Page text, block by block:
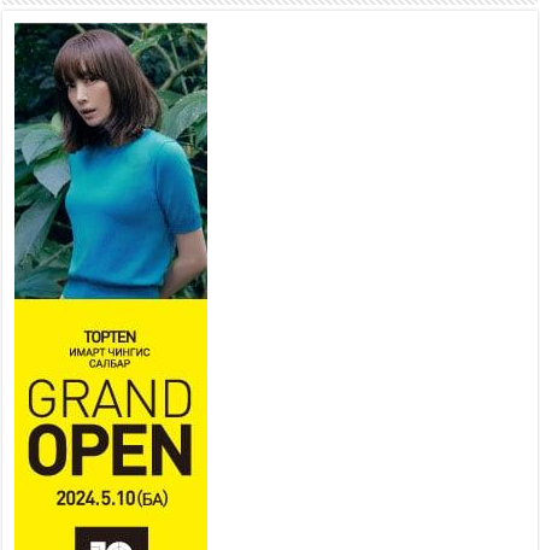
2026 оны 7 сар 21 / 10 цаг 15 минут
НИЙСЛЭЛ, АЙМГИЙН
УДИРДЛАГУУДЫН АЖЛЫГ
ХҮНД СУРТЛЫГ БУУРУУЛЖ,
ИРГЭД, АЖ АХУЙН НЭГЖИЙН
АЧААГ ХЭРХЭН ХӨНГӨЛСНӨӨР ДҮГНЭНЭ
2026 оны 7 сар 21 / 10 цаг 09 минут
Байнгын хорооны дарга М.Мандхай Цөлжилттэй
тэмцэх тухай НҮБ-ын конвенцын талуудын 17
дугаар бага хурал (СОР17)-ын бэлтгэл ажлын
явцтай танилцлаа
2026 оны 7 сар 21 / 10 цаг 03 минут
Б.Пүрэвдагва: Бүтээн байгуулалтын аливаа
ажил инженерийн хангамжийн байгууллагуудын
уялдаа холбоогүйгээс саатах ёсгүй
2026 оны 7 сар 20 / 17 цаг 21 минут
“Сэлбэ 20 минутын хот” төслийн анхны 12
давхар барилгын үндсэн карказ, цутгалтын ажил
дууслаа
2026 оны 7 сар 20 / 17 цаг 17 минут
Мопед, скүүтер, тэдгээртэй адилтгах үзүүлэлт